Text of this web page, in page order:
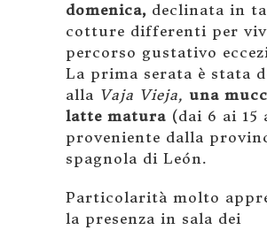
domenica, declinata in
cotture differenti per
percorso gustativo
La prima serata è stata
alla Vaja Vieja, una
latte matura (dai 6 ai 15
proveniente dalla
spagnola di León.
Particolarità molto
la presenza in sala dei